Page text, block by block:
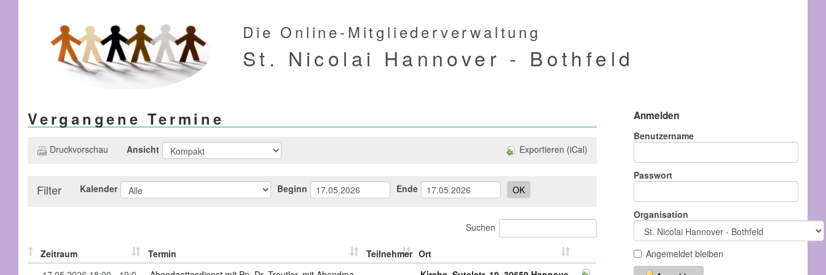
Die Online-Mitgliederverwaltung
St. Nicolai Hannover - Bothfeld
Vergangene Termine
Druckvorschau Ansicht Exportieren (iCal)
Filter Kalender Beginn Ende OK
Suchen
Zeitraum Termin Teilnehmer Ort
Anmelden
Benutzername
Passwort
Organisation
Angemeldet bleiben